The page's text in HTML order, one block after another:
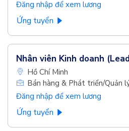
Đăng nhập để xem lương
Ứng tuyển
Nhân viên Kinh doanh
Hồ Chí Minh
Bán hàng & Phát triển/Quản
Đăng nhập để xem lương
Ứng tuyển